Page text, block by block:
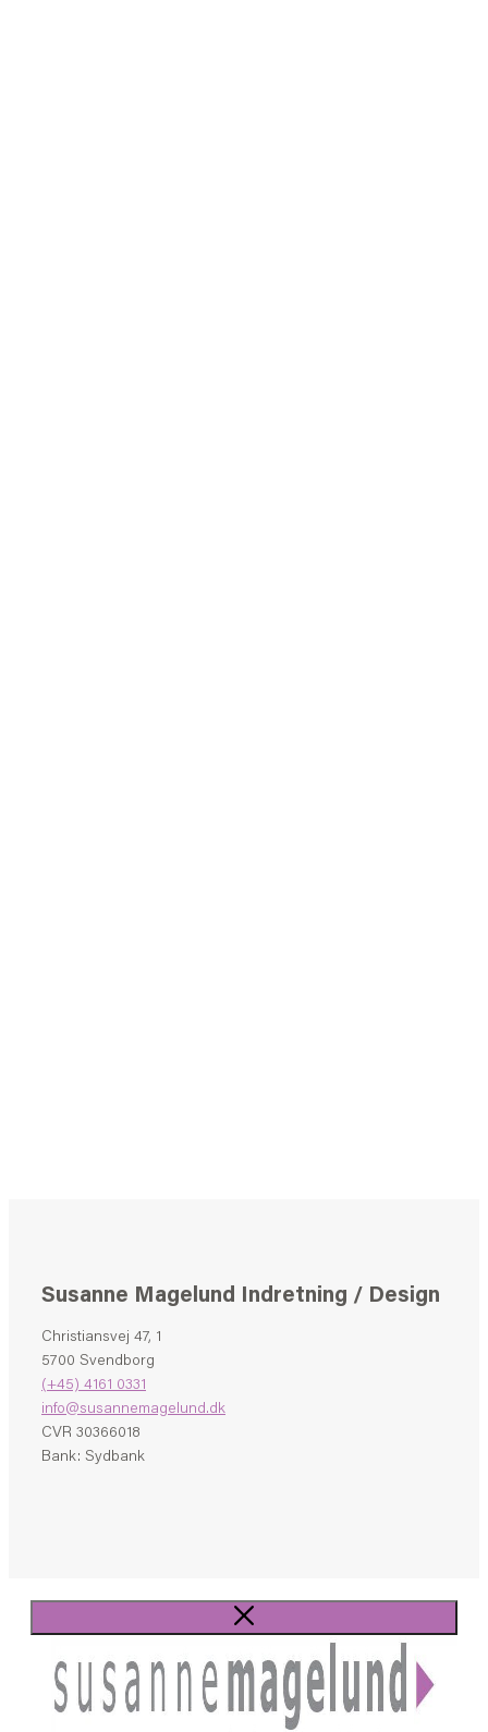
Susanne Magelund Indretning / Design
Christiansvej 47, 1
5700 Svendborg
(+45) 4161 0331
info@susannemagelund.dk
CVR 30366018
Bank: Sydbank